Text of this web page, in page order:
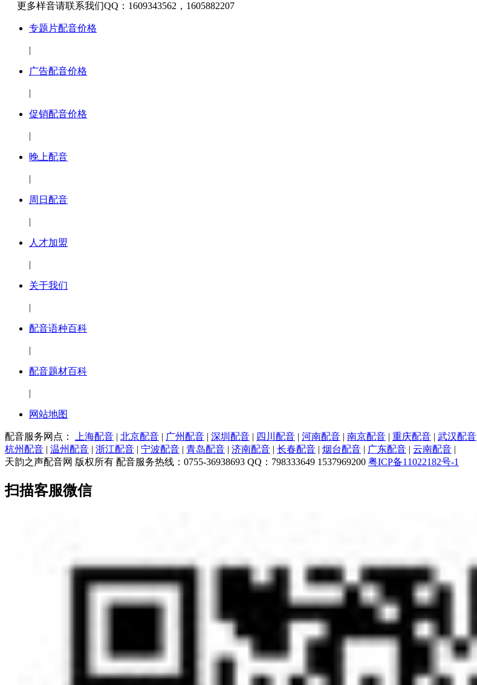
更多样音请联系我们QQ：1609343562，1605882207
专题片配音价格
|
广告配音价格
|
促销配音价格
|
晚上配音
|
周日配音
|
人才加盟
|
关于我们
|
配音语种百科
|
配音题材百科
|
网站地图
配音服务网点： 上海配音 | 北京配音 | 广州配音 | 深圳配音 | 四川配音 | 河南配音 | 南京配音 | 重庆配音 | 武汉配音
杭州配音 | 温州配音 | 浙江配音 | 宁波配音 | 青岛配音 | 济南配音 | 长春配音 | 烟台配音 | 广东配音 | 云南配音 |
天韵之声配音网 版权所有 配音服务热线：0755-36938693 QQ：798333649 1537969200 粤ICP备11022182号-1
扫描客服微信